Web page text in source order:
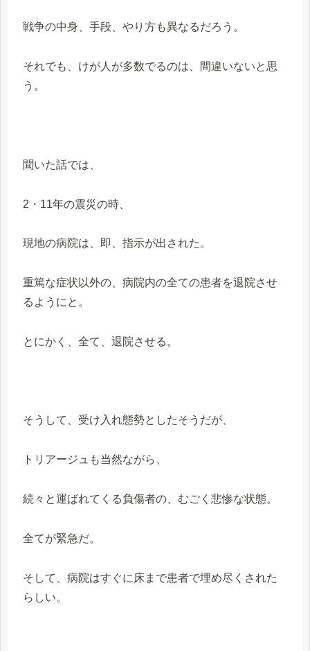
戦争の中身、手段、やり方も異なるだろう。
それでも、けが人が多数でるのは、間違いないと思
う。
聞いた話では、
2・11年の震災の時、
現地の病院は、即、指示が出された。
重篤な症状以外の、病院内の全ての患者を退院させ
るようにと。
とにかく、全て、退院させる。
そうして、受け入れ態勢としたそうだが、
トリアージュも当然ながら、
続々と運ばれてくる負傷者の、むごく悲惨な状態。
全てが緊急だ。
そして、病院はすぐに床まで患者で埋め尽くされた
らしい。